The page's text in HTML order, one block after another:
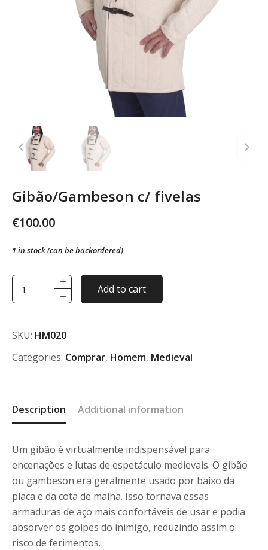
Gibão/Gambeson c/ fivelas
€100.00
1 in stock (can be backordered)
Gibão/Gambeson
fivelas
Add to cart
SKU: HM020
Categories: Comprar, Homem, Medieval
Description Additional information
Um gibão é virtualmente indispensável para
encenações e lutas de espetáculo medievais. O gibão
ou gambeson era geralmente usado por baixo da
placa e da cota de malha. Isso tornava essas
armaduras de aço mais confortáveis ​​de usar e podia
absorver os golpes do inimigo, reduzindo assim o
risco de ferimentos.